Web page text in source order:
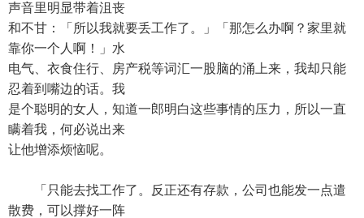
声音里明显带着沮丧
和不甘：「所以我就要丢工作了。」「那怎么办啊？家里就
靠你一个人啊！」水
电气、衣食住行、房产税等词汇一股脑的涌上来，我却只能
忍着到嘴边的话。我
是个聪明的女人，知道一郎明白这些事情的压力，所以一直
瞒着我，何必说出来
让他增添烦恼呢。
「只能去找工作了。反正还有存款，公司也能发一点遣
散费，可以撑好一阵